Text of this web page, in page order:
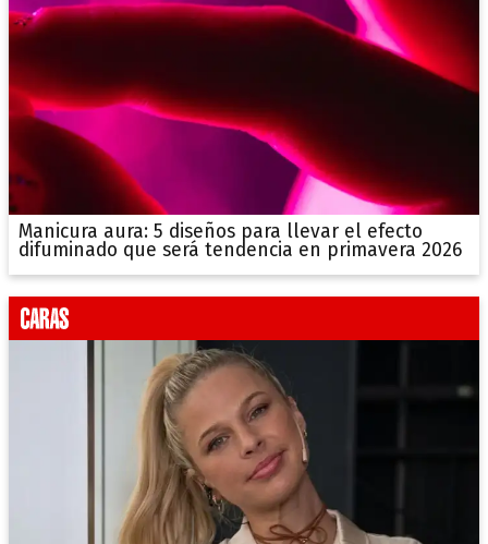
Manicura aura: 5 diseños para llevar el efecto
difuminado que será tendencia en primavera 2026